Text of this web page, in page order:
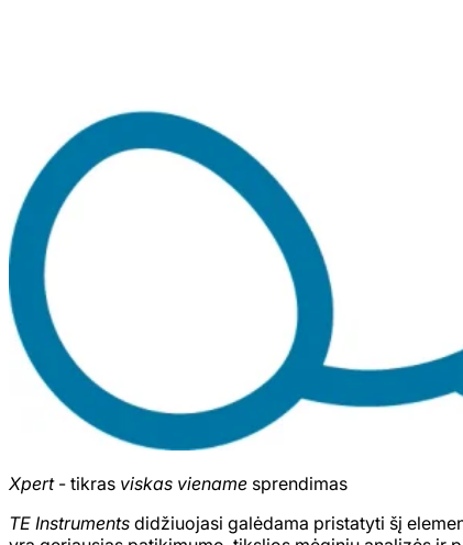
Xpert- tikras viskas viename sprendimas
TE Instruments didžiuojasi galėdama pristatyti šį